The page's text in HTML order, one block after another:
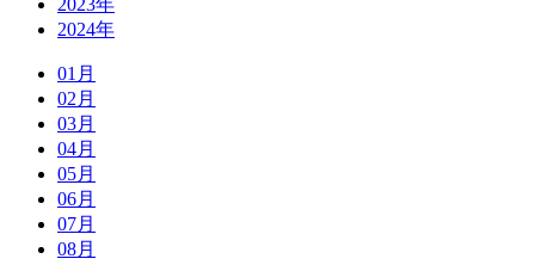
2024年
01月
02月
03月
04月
05月
06月
07月
08月